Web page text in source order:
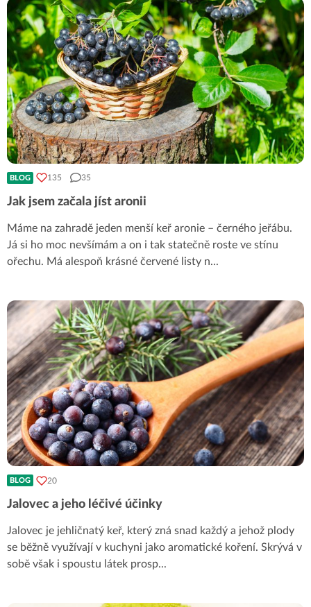
BLOG 135 35
Jak jsem začala jíst aronii
Máme na zahradě jeden menší keř aronie – černého jeřábu.
Já si ho moc nevšímám a on i tak statečně roste ve stínu
ořechu. Má alespoň krásné červené listy n...
BLOG 20
Jalovec a jeho léčivé účinky
Jalovec je jehličnatý keř, který zná snad každý a jehož plody
se běžně využívají v kuchyni jako aromatické koření. Skrývá v
sobě však i spoustu látek prosp...